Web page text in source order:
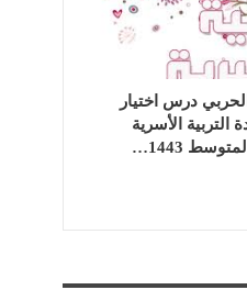
درس اختيار
التربية الأسرية
1443…